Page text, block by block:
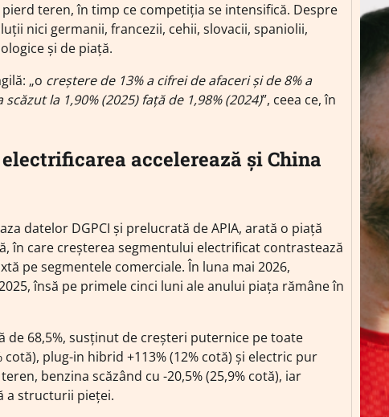
teren, în timp ce competiția se intensifică. Despre
nici germanii, francezii, cehii, slovacii, spaniolii,
și de piață.
„o creștere de 13% a cifrei de afaceri și de 8% a
scăzut la 1,90% (2025) față de 1,98% (2024)”, ceea ce, în
accelerează și China
datelor DGPCI și prelucrată de APIA, arată o piață
care creșterea segmentului electrificat contrastează
pe segmentele comerciale. În luna mai 2026,
însă pe primele cinci luni ale anului piața rămâne în
de 68,5%, susținut de creșteri puternice pe toate
plug-in hibrid +113% (12% cotă) și electric pur
benzina scăzând cu -20,5% (25,9% cotă), iar
a structurii pieței.